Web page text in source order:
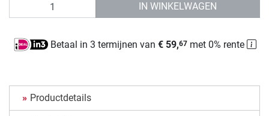
IN WINKELWAGEN
Betaal in 3 termijnen van € 59,67met 0% rente
Productdetails